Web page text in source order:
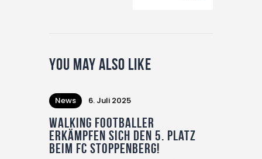
You May Also Like
News 6. Juli 2025
Walking Footballer
erkämpfen sich den 5. Platz
beim FC Stoppenberg!